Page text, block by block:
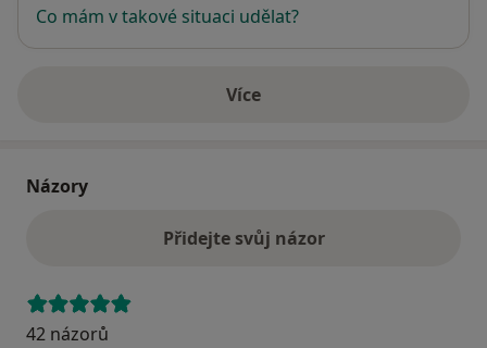
Co mám v takové situaci udělat?
Víceo adrese
Názory
Přidejte svůj názor
42 názorů